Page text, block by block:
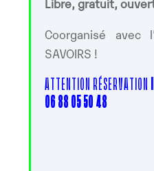
Libre, gratuit,
Coorganisé avec
SAVOIRS !
ATTENTION RÉSERVATION
06 88 05 50 48